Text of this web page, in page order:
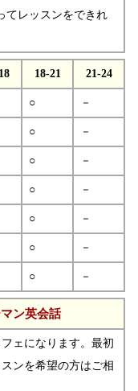
てレッスンをできれ
18-21 21-24
○ －
○ －
○ －
○ －
○ －
○ －
○ －
ン英会話
ェになります。最初
ンを希望の方はご相